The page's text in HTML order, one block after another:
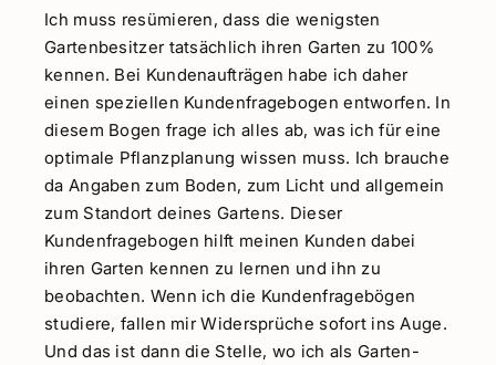
Ich muss resümieren, dass die wenigsten
Gartenbesitzer tatsächlich ihren Garten zu 100%
kennen. Bei Kundenaufträgen habe ich daher
einen speziellen Kundenfragebogen entworfen. In
diesem Bogen frage ich alles ab, was ich für eine
optimale Pflanzplanung wissen muss. Ich brauche
da Angaben zum Boden, zum Licht und allgemein
zum Standort deines Gartens. Dieser
Kundenfragebogen hilft meinen Kunden dabei
ihren Garten kennen zu lernen und ihn zu
beobachten. Wenn ich die Kundenfragebögen
studiere, fallen mir Widersprüche sofort ins Auge.
Und das ist dann die Stelle, wo ich als Garten-